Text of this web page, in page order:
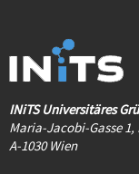
INiTS Universitäres
Maria-Jacobi-Gasse 1,
A-1030 Wien